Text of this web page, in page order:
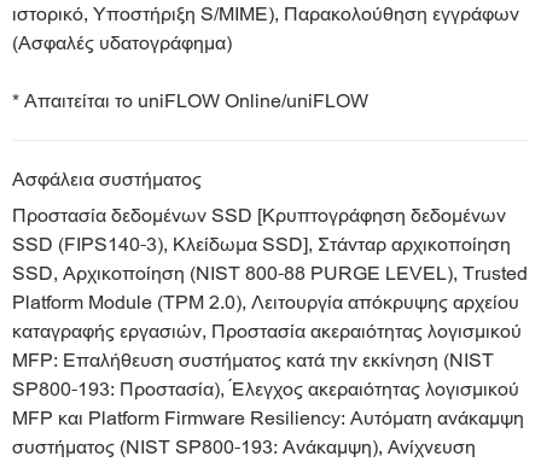
ιστορικό, Υποστήριξη S/MIME), Παρακολούθηση εγγράφων
(Ασφαλές υδατογράφημα)
* Απαιτείται το uniFLOW Online/uniFLOW
Ασφάλεια συστήματος
Προστασία δεδομένων SSD [Κρυπτογράφηση δεδομένων
SSD (FIPS140-3), Κλείδωμα SSD], Στάνταρ αρχικοποίηση
SSD, Αρχικοποίηση (NIST 800-88 PURGE LEVEL), Trusted
Platform Module (TPM 2.0), Λειτουργία απόκρυψης αρχείου
καταγραφής εργασιών, Προστασία ακεραιότητας λογισμικού
MFP: Επαλήθευση συστήματος κατά την εκκίνηση (NIST
SP800-193: Προστασία), Έλεγχος ακεραιότητας λογισμικού
MFP και Platform Firmware Resiliency: Αυτόματη ανάκαμψη
συστήματος (NIST SP800-193: Ανάκαμψη), Ανίχνευση